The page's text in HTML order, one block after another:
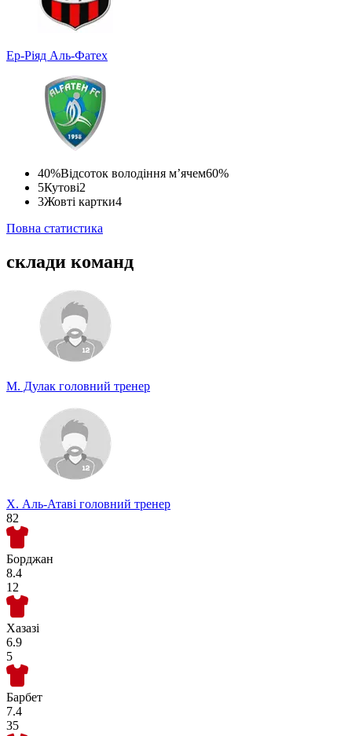
Ер-Ріяд Аль-Фатех
40%Відсоток володіння м’ячем60%
5Кутові2
3Жовті картки4
Повна статистика
склади команд
М. Дулак головний тренер
Х. Аль-Атаві головний тренер
82
Борджан
8.4
12
Хазазі
6.9
5
Барбет
7.4
35